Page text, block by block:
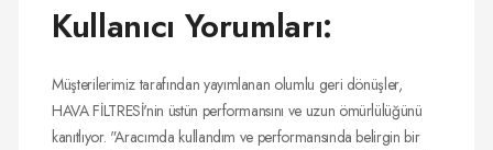
Kullanıcı Yorumları:
Müşterilerimiz tarafından yayımlanan olumlu geri dönüşler,
HAVA FİLTRESİ'nin üstün performansını ve uzun ömürlülüğünü
kanıtlıyor. "Aracımda kullandım ve performansında belirgin bir